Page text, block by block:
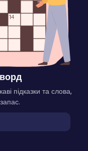
підказки та слова,